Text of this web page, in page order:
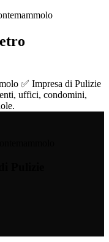
✅ Impresa di Pulizie
uffici, condomini,